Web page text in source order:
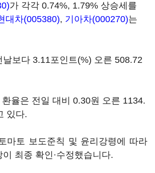
가 각각 0.74%, 1.79% 상승세를
대차(005380), 기아차(000270)는
날보다 3.11포인트(%) 오른 508.72
환율은 전일 대비 0.30원 오른 1134.
있다.
마토 보도준칙 및 윤리강령에 따라
최종 확인·수정했습니다.